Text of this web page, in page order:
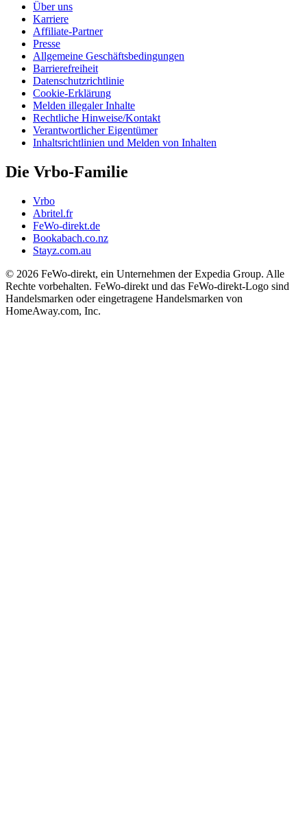
Über uns
Karriere
Affiliate-Partner
Presse
Allgemeine Geschäftsbedingungen
Barrierefreiheit
Datenschutzrichtlinie
Cookie-Erklärung
Melden illegaler Inhalte
Rechtliche Hinweise/Kontakt
Verantwortlicher Eigentümer
Inhaltsrichtlinien und Melden von Inhalten
Die Vrbo-Familie
Vrbo
Abritel.fr
FeWo-direkt.de
Bookabach.co.nz
Stayz.com.au
© 2026 FeWo-direkt, ein Unternehmen der Expedia Group. Alle
Rechte vorbehalten. FeWo-direkt und das FeWo-direkt-Logo sind
Handelsmarken oder eingetragene Handelsmarken von
HomeAway.com, Inc.